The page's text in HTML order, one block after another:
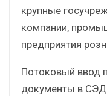
крупные
компании,
предприятия
Потоковый ввод
документы в СЭД